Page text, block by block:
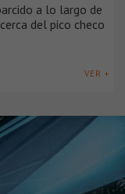
a lo largo de
del pico checo
VER +